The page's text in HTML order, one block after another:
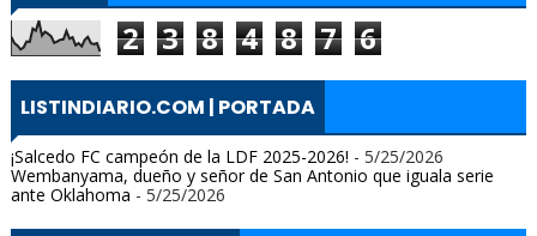
2 3 8 4 8 7 6
LISTINDIARIO.COM | PORTADA
¡Salcedo FC campeón de la LDF 2025-2026! - 5/25/2026
Wembanyama, dueño y señor de San Antonio que iguala serie
ante Oklahoma - 5/25/2026